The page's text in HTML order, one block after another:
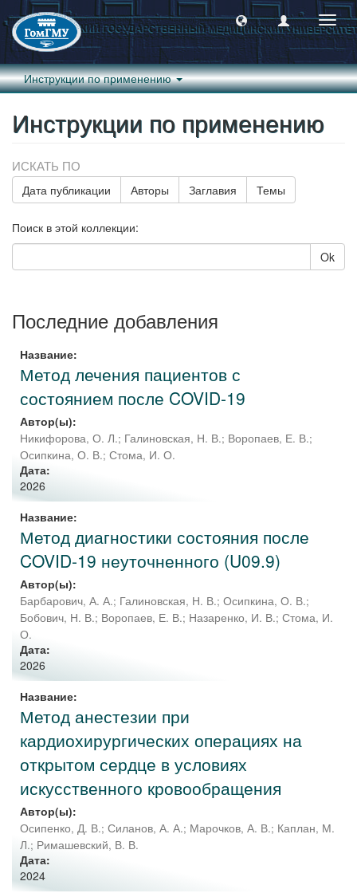
Инструкции по применению
Инструкции по применению
ИСКАТЬ ПО
Дата публикации Авторы Заглавия Темы
Поиск в этой коллекции:
Ok
Последние добавления
Название:
Метод лечения пациентов с
состоянием после COVID-19
Автор(ы):
Никифорова, О. Л.; Галиновская, Н. В.; Воропаев, Е. В.;
Осипкина, О. В.; Стома, И. О.
Дата:
2026
Название:
Метод диагностики состояния после
COVID-19 неуточненного (U09.9)
Автор(ы):
Барбарович, А. А.; Галиновская, Н. В.; Осипкина, О. В.;
Бобович, Н. В.; Воропаев, Е. В.; Назаренко, И. В.; Стома, И.
О.
Дата:
2026
Название:
Метод анестезии при
кардиохирургических операциях на
открытом сердце в условиях
искусственного кровообращения
Автор(ы):
Осипенко, Д. В.; Силанов, А. А.; Марочков, А. В.; Каплан, М.
Л.; Римашевский, В. В.
Дата:
2024